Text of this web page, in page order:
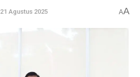
21 Agustus 2025 AA